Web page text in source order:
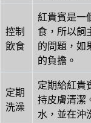
控制
飲食
紅貴賓是一
食，所以飼
的問題，如
的負擔。
定期
洗澡
定期給紅貴
持皮膚清潔
水，並在沖